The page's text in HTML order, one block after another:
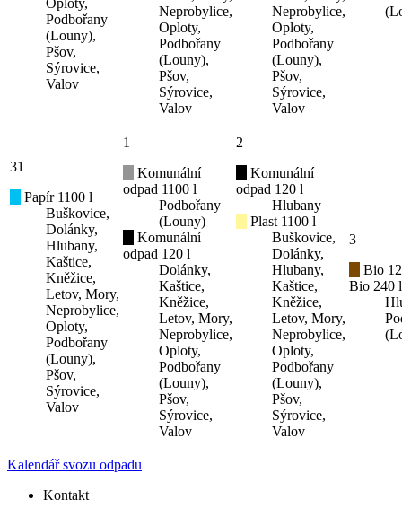
Oploty,
Podbořany
(Louny),
Pšov,
Sýrovice,
Valov
Neprobylice,
Oploty,
Podbořany
(Louny),
Pšov,
Sýrovice,
Valov
Neprobylice,
Oploty,
Podbořany
(Louny),
Pšov,
Sýrovice,
Valov
31
Papír 1100 l
Buškovice,
Dolánky,
Hlubany,
Kaštice,
Kněžice,
Letov, Mory,
Neprobylice,
Oploty,
Podbořany
(Louny),
Pšov,
Sýrovice,
Valov
1
Komunální
odpad 1100 l
Podbořany
(Louny)
Komunální
odpad 120 l
Dolánky,
Kaštice,
Kněžice,
Letov, Mory,
Neprobylice,
Oploty,
Podbořany
(Louny),
Pšov,
Sýrovice,
Valov
2
Komunální
odpad 120 l
Hlubany
Plast 1100 l
Buškovice,
Dolánky,
Hlubany,
Kaštice,
Kněžice,
Letov, Mory,
Neprobylice,
Oploty,
Podbořany
(Louny),
Pšov,
Sýrovice,
Valov
3
Bio
Bio 240 l
Kalendář svozu odpadu
Kontakt